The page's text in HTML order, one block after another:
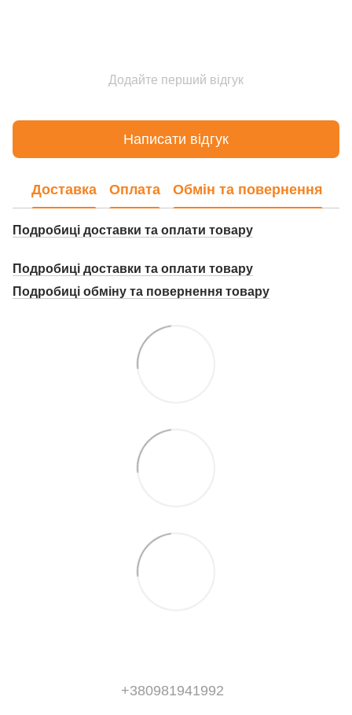
Додайте перший відгук
Написати відгук
Доставка Оплата Обмін та повернення
Подробиці доставки та оплати товару
Подробиці доставки та оплати товару
Подробиці обміну та повернення товару
+380981941992